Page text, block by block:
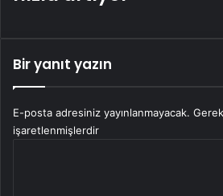
Bir yanıt yazın
E-posta adresiniz yayınlanmayacak.
işaretlenmişlerdir